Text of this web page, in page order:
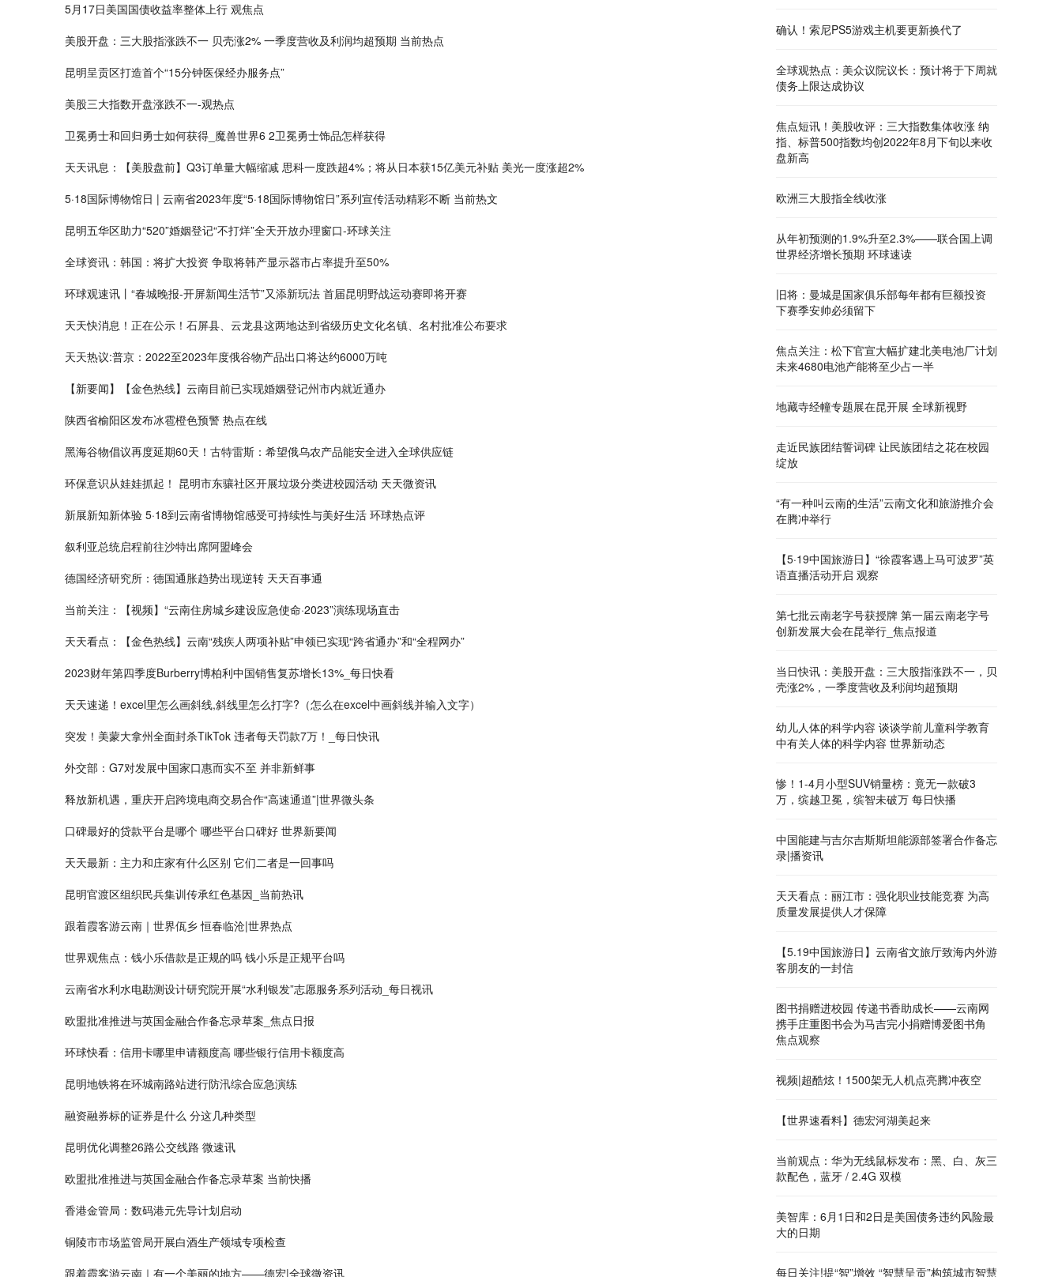
5月17日美国国债收益率整体上行 观焦点
美股开盘：三大股指涨跌不一 贝壳涨2% 一季度营收及利润均超预期 当前热点
昆明呈贡区打造首个“15分钟医保经办服务点”
美股三大指数开盘涨跌不一-观热点
卫冕勇士和回归勇士如何获得_魔兽世界6 2卫冕勇士饰品怎样获得
天天讯息：【美股盘前】Q3订单量大幅缩减 思科一度跌超4%；将从日本获15亿美元补贴 美光一度涨超2%
5·18国际博物馆日 | 云南省2023年度“5·18国际博物馆日”系列宣传活动精彩不断 当前热文
昆明五华区助力“520”婚姻登记“不打烊”全天开放办理窗口-环球关注
全球资讯：韩国：将扩大投资 争取将韩产显示器市占率提升至50%
环球观速讯丨“春城晚报-开屏新闻生活节”又添新玩法 首届昆明野战运动赛即将开赛
天天快消息！正在公示！石屏县、云龙县这两地达到省级历史文化名镇、名村批准公布要求
天天热议:普京：2022至2023年度俄谷物产品出口将达约6000万吨
【新要闻】【金色热线】云南目前已实现婚姻登记州市内就近通办
陕西省榆阳区发布冰雹橙色预警 热点在线
黑海谷物倡议再度延期60天！古特雷斯：希望俄乌农产品能安全进入全球供应链
环保意识从娃娃抓起！ 昆明市东骧社区开展垃圾分类进校园活动 天天微资讯
新展新知新体验 5·18到云南省博物馆感受可持续性与美好生活 环球热点评
叙利亚总统启程前往沙特出席阿盟峰会
德国经济研究所：德国通胀趋势出现逆转 天天百事通
当前关注：【视频】“云南住房城乡建设应急使命·2023”演练现场直击
天天看点：【金色热线】云南“残疾人两项补贴”申领已实现“跨省通办”和“全程网办”
2023财年第四季度Burberry博柏利中国销售复苏增长13%_每日快看
天天速递！excel里怎么画斜线,斜线里怎么打字?（怎么在excel中画斜线并输入文字）
突发！美蒙大拿州全面封杀TikTok 违者每天罚款7万！_每日快讯
外交部：G7对发展中国家口惠而实不至 并非新鲜事
释放新机遇，重庆开启跨境电商交易合作“高速通道”|世界微头条
口碑最好的贷款平台是哪个 哪些平台口碑好 世界新要闻
天天最新：主力和庄家有什么区别 它们二者是一回事吗
昆明官渡区组织民兵集训传承红色基因_当前热讯
跟着霞客游云南｜世界佤乡 恒春临沧|世界热点
世界观焦点：钱小乐借款是正规的吗 钱小乐是正规平台吗
云南省水利水电勘测设计研究院开展“水利银发”志愿服务系列活动_每日视讯
欧盟批准推进与英国金融合作备忘录草案_焦点日报
环球快看：信用卡哪里申请额度高 哪些银行信用卡额度高
昆明地铁将在环城南路站进行防汛综合应急演练
融资融券标的证券是什么 分这几种类型
昆明优化调整26路公交线路 微速讯
欧盟批准推进与英国金融合作备忘录草案 当前快播
香港金管局：数码港元先导计划启动
铜陵市市场监管局开展白酒生产领域专项检查
跟着霞客游云南｜有一个美丽的地方——德宏|全球微资讯
确认！索尼PS5游戏主机要更新换代了
全球观热点：美众议院议长：预计将于下周就
债务上限达成协议
焦点短讯！美股收评：三大指数集体收涨 纳
指、标普500指数均创2022年8月下旬以来收
盘新高
欧洲三大股指全线收涨
从年初预测的1.9%升至2.3%——联合国上调
世界经济增长预期 环球速读
旧将：曼城是国家俱乐部每年都有巨额投资
下赛季安帅必须留下
焦点关注：松下官宣大幅扩建北美电池厂计划
未来4680电池产能将至少占一半
地藏寺经幢专题展在昆开展 全球新视野
走近民族团结誓词碑 让民族团结之花在校园
绽放
“有一种叫云南的生活”云南文化和旅游推介会
在腾冲举行
【5·19中国旅游日】“徐霞客遇上马可波罗”英
语直播活动开启 观察
第七批云南老字号获授牌 第一届云南老字号
创新发展大会在昆举行_焦点报道
当日快讯：美股开盘：三大股指涨跌不一，贝
壳涨2%，一季度营收及利润均超预期
幼儿人体的科学内容 谈谈学前儿童科学教育
中有关人体的科学内容 世界新动态
惨！1-4月小型SUV销量榜：竟无一款破3
万，缤越卫冕，缤智未破万 每日快播
中国能建与吉尔吉斯斯坦能源部签署合作备忘
录|播资讯
天天看点：丽江市：强化职业技能竞赛 为高
质量发展提供人才保障
【5.19中国旅游日】云南省文旅厅致海内外游
客朋友的一封信
图书捐赠进校园 传递书香助成长——云南网
携手庄重图书会为马吉完小捐赠博爱图书角
焦点观察
视频|超酷炫！1500架无人机点亮腾冲夜空
【世界速看料】德宏河湖美起来
当前观点：华为无线鼠标发布：黑、白、灰三
款配色，蓝牙 / 2.4G 双模
美智库：6月1日和2日是美国债务违约风险最
大的日期
每日关注!提“智”增效 “智慧呈贡”构筑城市智慧